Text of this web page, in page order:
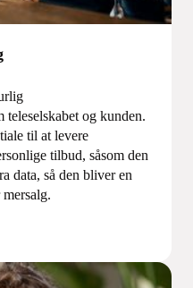
og kunden.
til at levere
tilbud, såsom den
data, så den bliver en